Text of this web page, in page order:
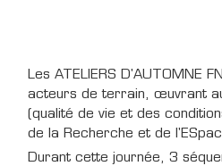
Les ATELIERS D'AUTOMNE
acteurs de terrain, œuvrant
(qualité de vie et des
de la Recherche et de
Durant cette journée, 3